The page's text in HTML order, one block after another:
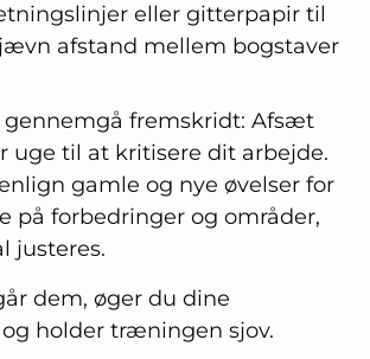
eller gitterpapir til
afstand mellem bogstaver
gennemgå fremskridt: Afsæt
uge til at kritisere dit arbejde.
gamle og nye øvelser for
på forbedringer og områder,
justeres.
dem, øger du dine
holder træningen sjov.